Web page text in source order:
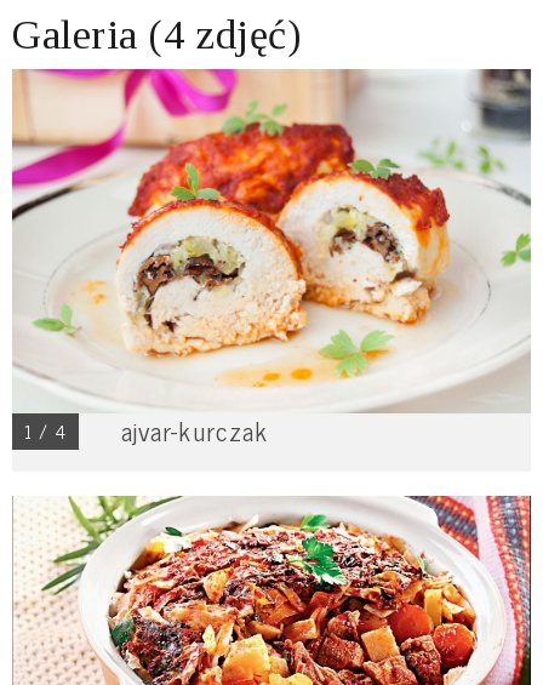
Galeria (4 zdjęć)
1 / 4 ajvar-kurczak